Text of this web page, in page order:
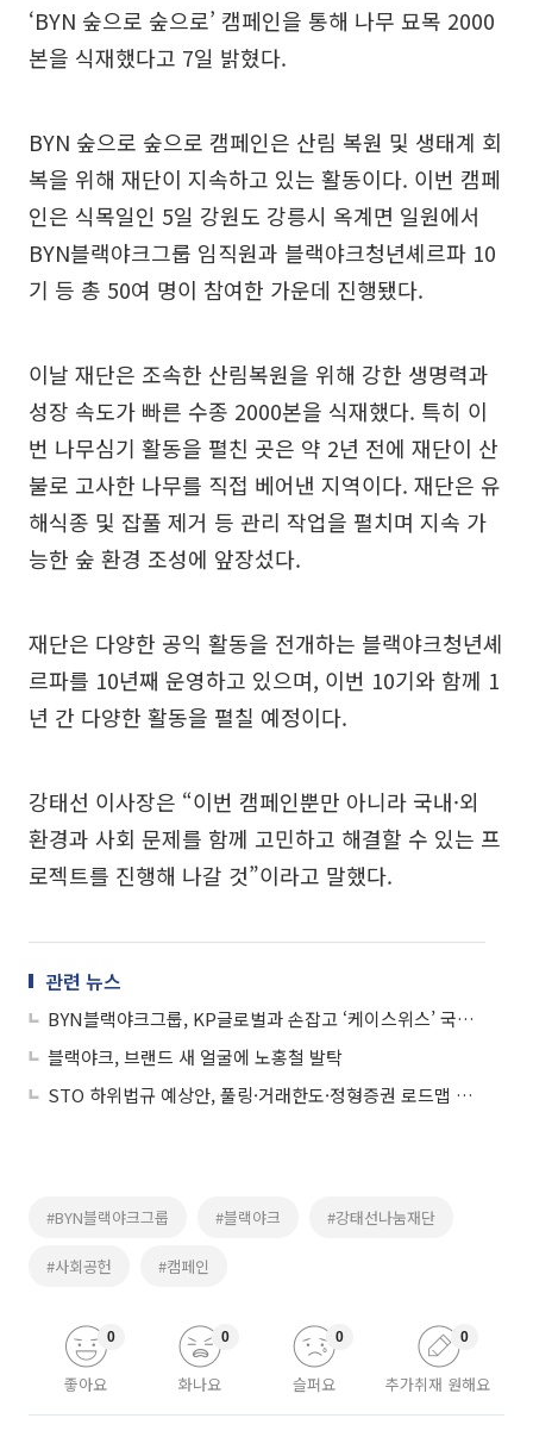
‘BYN 숲으로 숲으로’ 캠페인을 통해 나무 묘목 2000
본을 식재했다고 7일 밝혔다.
BYN 숲으로 숲으로 캠페인은 산림 복원 및 생태계 회
복을 위해 재단이 지속하고 있는 활동이다. 이번 캠페
인은 식목일인 5일 강원도 강릉시 옥계면 일원에서
BYN블랙야크그룹 임직원과 블랙야크청년셰르파 10
기 등 총 50여 명이 참여한 가운데 진행됐다.
이날 재단은 조속한 산림복원을 위해 강한 생명력과
성장 속도가 빠른 수종 2000본을 식재했다. 특히 이
번 나무심기 활동을 펼친 곳은 약 2년 전에 재단이 산
불로 고사한 나무를 직접 베어낸 지역이다. 재단은 유
해식종 및 잡풀 제거 등 관리 작업을 펼치며 지속 가
능한 숲 환경 조성에 앞장섰다.
재단은 다양한 공익 활동을 전개하는 블랙야크청년셰
르파를 10년째 운영하고 있으며, 이번 10기와 함께 1
년 간 다양한 활동을 펼칠 예정이다.
강태선 이사장은 “이번 캠페인뿐만 아니라 국내·외
환경과 사회 문제를 함께 고민하고 해결할 수 있는 프
로젝트를 진행해 나갈 것”이라고 말했다.
관련 뉴스
BYN블랙야크그룹, KP글로벌과 손잡고 ‘케이스위스’ 국내 시장 재도전
블랙야크, 브랜드 새 얼굴에 노홍철 발탁
STO 하위법규 예상안, 풀링·거래한도·정형증권 로드맵 제시
#BYN블랙야크그룹 #블랙야크 #강태선나눔재단
#사회공헌 #캠페인
좋아요
0
화나요
0
슬퍼요
0
추가취재 원해요
0